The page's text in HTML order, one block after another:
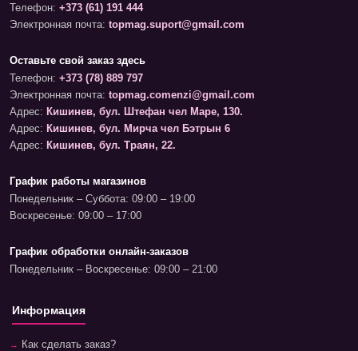
Телефон: +373 (61) 191 444
Электронная почта: topmag.suport@gmail.com
Оставьте свой заказ здесь
Телефон: +373 (78) 889 797
Электронная почта: topmag.comenzi@gmail.com
Адрес: Кишинев, бул. Штефан чел Маре, 130.
Адрес: Кишинев, бул. Мирча чел Бэтрын 6
Адрес: Кишинев, бул. Траян, 22.
График работы магазинов
Понедельник – Суббота: 09:00 – 19:00
Воскресенье: 09:00 – 17:00
График обработки онлайн-заказов
Понедельник – Воскресенье: 09:00 – 21:00
Информация
Как сделать заказ?